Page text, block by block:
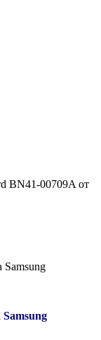
BN41-00709A от